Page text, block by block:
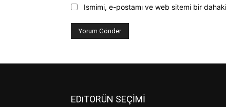
Ismimi, e-postamı ve web sitemi bir
EDiTORÜN SEÇİMİ